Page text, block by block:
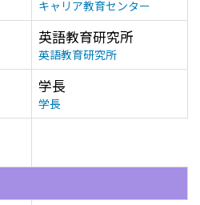
キャリア教育センター
英語教育研究所
英語教育研究所
学長
学長